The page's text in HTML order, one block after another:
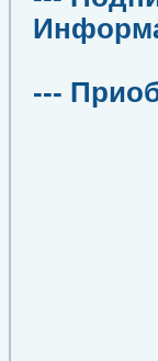
---